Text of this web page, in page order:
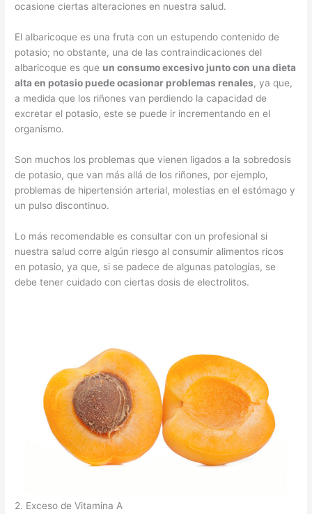
ocasione ciertas alteraciones en nuestra salud.
El albaricoque es una fruta con un estupendo contenido de
potasio; no obstante, una de las contraindicaciones del
albaricoque es que un consumo excesivo junto con una dieta
alta en potasio puede ocasionar problemas renales, ya que,
a medida que los riñones van perdiendo la capacidad de
excretar el potasio, este se puede ir incrementando en el
organismo.
Son muchos los problemas que vienen ligados a la sobredosis
de potasio, que van más allá de los riñones, por ejemplo,
problemas de hipertensión arterial, molestias en el estómago y
un pulso discontinuo.
Lo más recomendable es consultar con un profesional si
nuestra salud corre algún riesgo al consumir alimentos ricos
en potasio, ya que, si se padece de algunas patologías, se
debe tener cuidado con ciertas dosis de electrolitos.
2. Exceso de Vitamina A